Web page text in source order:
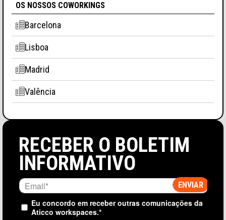
OS NOSSOS COWORKINGS
Barcelona
Lisboa
Madrid
Valência
RECEBER O BOLETIM
INFORMATIVO
Eu concordo em receber outras comunicações da
Aticco workspaces.*